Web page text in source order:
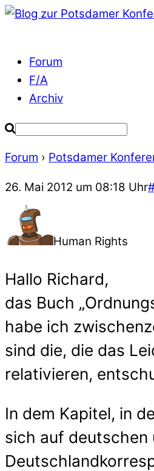
Forum
F/A
Archiv
Forum › Potsdamer
26. Mai 2012 um 08:18 Uhr
Human Rights
Hallo Richard,
das Buch
habe ich
sind die, die das
relativieren,
In dem Kapitel, in
sich auf deutschen